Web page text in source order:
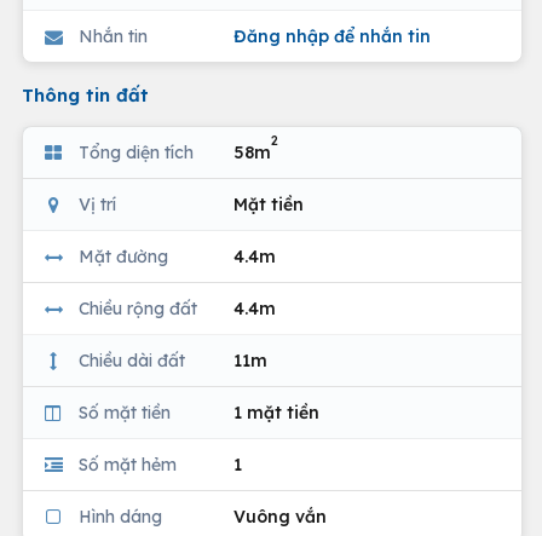
Nhắn tin Đăng nhập để nhắn tin
Thông tin đất
Tổng diện tích 58m
2
Vị trí Mặt tiền
Mặt đường 4.4m
Chiều rộng đất 4.4m
Chiều dài đất 11m
Số mặt tiền 1 mặt tiền
Số mặt hẻm 1
Hình dáng Vuông vắn